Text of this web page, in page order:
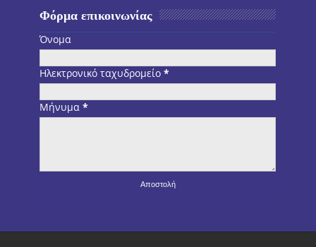
Φόρμα επικοινωνίας
Όνομα
Ηλεκτρονικό ταχυδρομείο*
Μήνυμα*